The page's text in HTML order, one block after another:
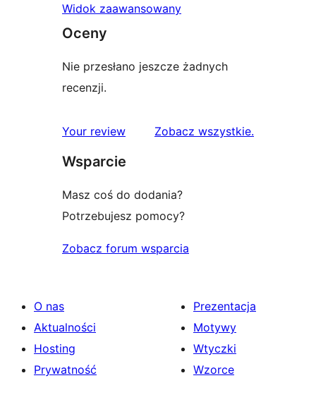
Widok zaawansowany
Oceny
Nie przesłano jeszcze żadnych
recenzji.
Your review Zobacz wszystkierecenzje
.
Wsparcie
Masz coś do dodania?
Potrzebujesz pomocy?
Zobacz forum wsparcia
O nas
Aktualności
Hosting
Prywatność
Prezentacja
Motywy
Wtyczki
Wzorce